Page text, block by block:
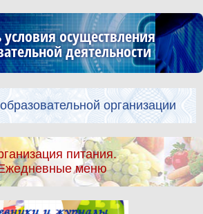
осуществления
деятельности
организации
питания.
меню